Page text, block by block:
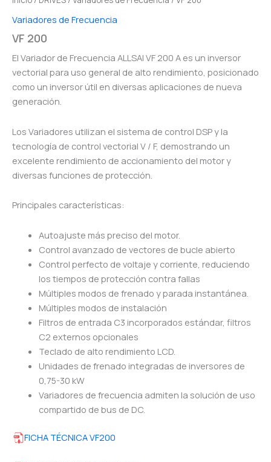
Variadores de Frecuencia
VF 200
El Variador de Frecuencia ALLSAI VF 200 A es un inversor
vectorial para uso general de alto rendimiento, posicionado
como un inversor útil en diversas aplicaciones de nueva
generación.
Los Variadores utilizan el sistema de control DSP y la
tecnología de control vectorial V / F, demostrando un
excelente rendimiento de accionamiento del motor y
diversas funciones de protección.
Principales características:
Autoajuste más preciso del motor.
Control avanzado de vectores de bucle abierto
Control perfecto de voltaje y corriente, reduciendo
los tiempos de protección contra fallas
Múltiples modos de frenado y parada instantánea.
Múltiples modos de instalación
Filtros de entrada C3 incorporados estándar, filtros
C2 externos opcionales
Teclado de alto rendimiento LCD.
Unidades de frenado integradas de inversores de
0,75-30 kW
Variadores de frecuencia admiten la solución de uso
compartido de bus de DC.
FICHA TÉCNICA VF200